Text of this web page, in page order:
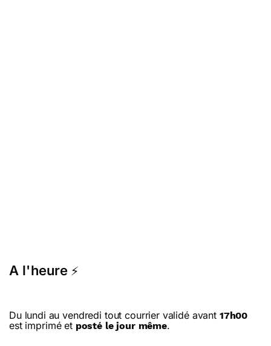
A l'heure ⚡
Du lundi au vendredi tout courrier validé avant 17h00
est imprimé et posté le jour même.